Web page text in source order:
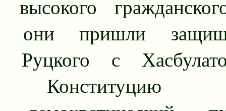
высокого
они пришли
Руцкого с
Конституцию